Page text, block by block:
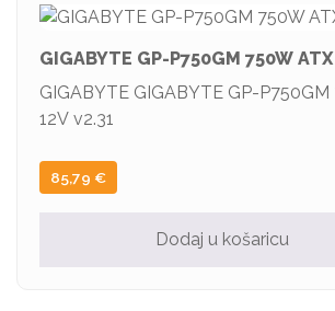
GIGABYTE GP-P750GM 750W
GIGABYTE GIGABYTE GP-
12V v2.31
85,79 €
Dodaj u košaricu